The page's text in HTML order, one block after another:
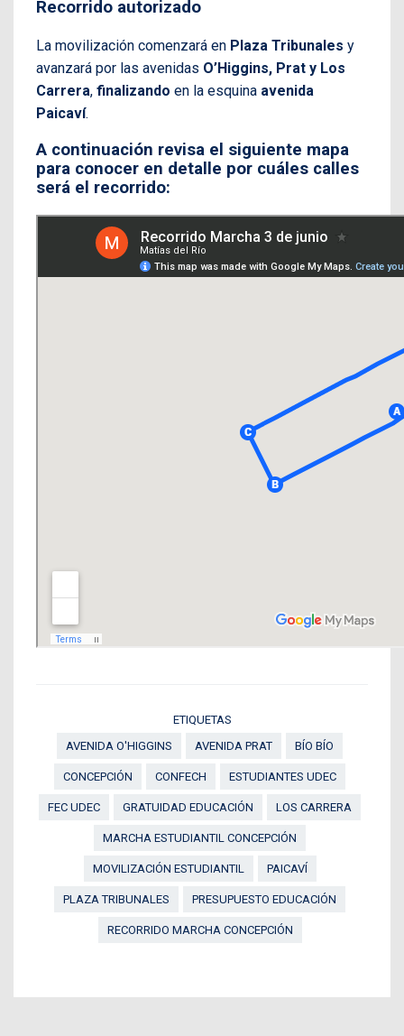
Recorrido autorizado
La movilización comenzará en Plaza Tribunales y
avanzará por las avenidas O’Higgins, Prat y Los
Carrera, finalizando en la esquina avenida
Paicaví.
A continuación revisa el siguiente mapa
para conocer en detalle por cuáles calles
será el recorrido:
ETIQUETAS
AVENIDA O'HIGGINS
AVENIDA PRAT BÍO BÍO
CONCEPCIÓN CONFECH ESTUDIANTES UDEC
FEC UDEC GRATUIDAD EDUCACIÓN LOS CARRERA
MARCHA ESTUDIANTIL CONCEPCIÓN
MOVILIZACIÓN ESTUDIANTIL PAICAVÍ
PLAZA TRIBUNALES PRESUPUESTO EDUCACIÓN
RECORRIDO MARCHA CONCEPCIÓN